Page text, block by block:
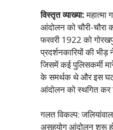
विस्तृत व्याख्या:महात्मा
आंदोलन को चौरी-चौरा
फरवरी 1922 को
प्रदर्शनकारियों की
जिसमें कई पुलिसकर्मी
के समर्थक थे और इस
आंदोलन को स्थगित कर
गलत विकल्प:
असहयोग आंदोलन शुरू